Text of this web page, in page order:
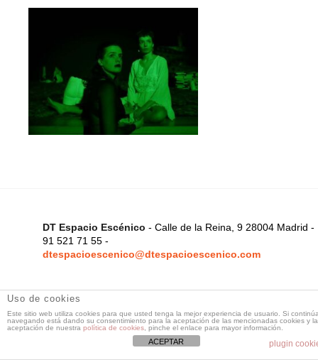
DT Espacio Escénico - Calle de la Reina, 9 28004 Madrid -
91 521 71 55 -
dtespacioescenico@dtespacioescenico.com
Uso de cookies
Este sitio web utiliza cookies para que usted tenga la mejor experiencia de usuario. Si
navegando está dando su consentimiento para la aceptación de las mencionadas cookies y la
aceptación de nuestra política de cookies , pinche el enlace para mayor información.
plugin
ACEPTAR